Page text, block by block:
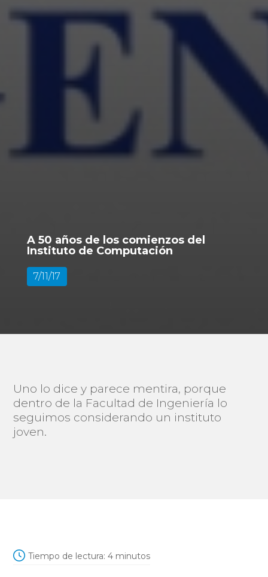
A 50 años de los comienzos del
Instituto de Computación
7/11/17
Uno lo dice y parece mentira, porque
dentro de la Facultad de Ingeniería lo
seguimos considerando un instituto
joven.
Tiempo de lectura: 4 minutos